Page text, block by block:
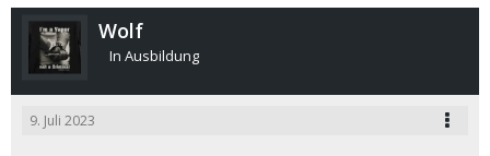
Wolf
In Ausbildung
9. Juli 2023